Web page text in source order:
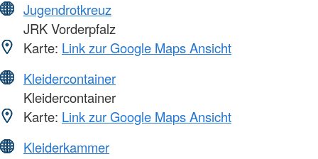
Jugendrotkreuz
JRK Vorderpfalz
Karte: Link zur Google Maps Ansicht
Kleidercontainer
Kleidercontainer
Karte: Link zur Google Maps Ansicht
Kleiderkammer